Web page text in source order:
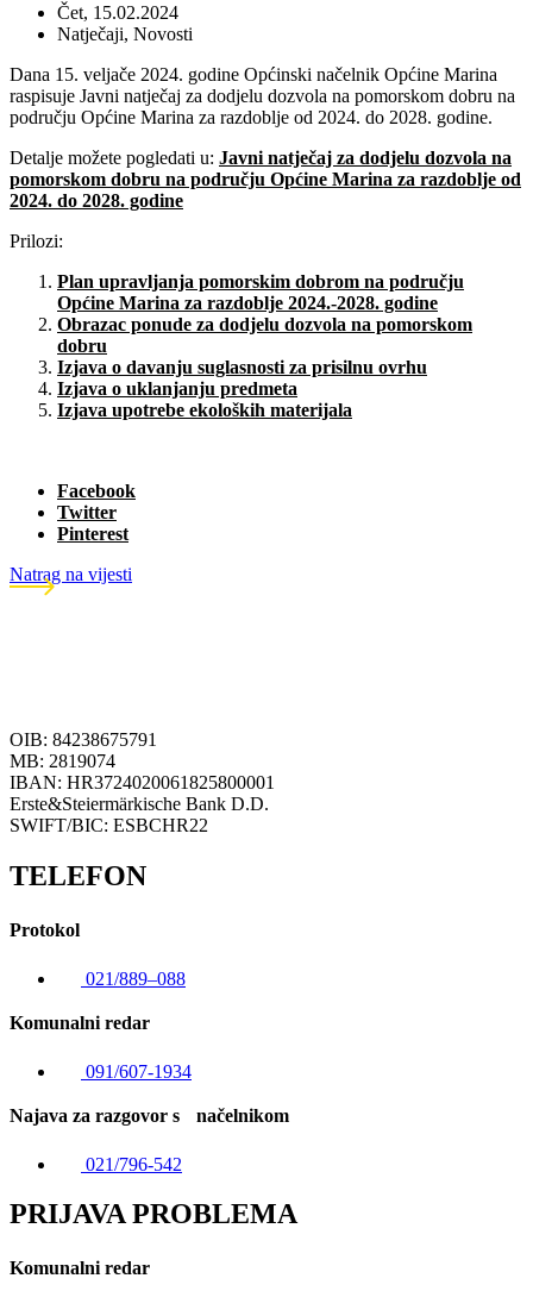
Čet, 15.02.2024
Natječaji, Novosti
Dana 15. veljače 2024. godine Općinski načelnik Općine Marina
raspisuje Javni natječaj za dodjelu dozvola na pomorskom dobru na
području Općine Marina za razdoblje od 2024. do 2028. godine.
Detalje možete pogledati u: Javni natječaj za dodjelu dozvola na
pomorskom dobru na području Općine Marina za razdoblje od
2024. do 2028. godine
Prilozi:
Plan upravljanja pomorskim dobrom na području
Općine Marina za razdoblje 2024.-2028. godine
Obrazac ponude za dodjelu dozvola na pomorskom
dobru
Izjava o davanju suglasnosti za prisilnu ovrhu
Izjava o uklanjanju predmeta
Izjava upotrebe ekoloških materijala
Facebook
Twitter
Pinterest
Natrag na vijesti
OIB: 84238675791
MB: 2819074
IBAN: HR3724020061825800001
Erste&Steiermärkische Bank D.D.
SWIFT/BIC: ESBCHR22
TELEFON
Protokol
021/889–088
Komunalni redar
091/607-1934
Najava za razgovor s načelnikom
021/796-542
PRIJAVA PROBLEMA
Komunalni redar